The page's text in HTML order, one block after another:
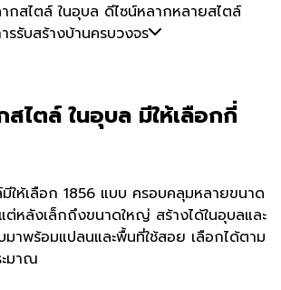
กสไตล์ ในอุบล ดีไซน์หลากหลายสไตล์
รรับสร้างบ้านครบวงจร
สไตล์ ในอุบล มีให้เลือกกี่
ให้เลือก 1856 แบบ ครอบคลุมหลายขนาด
ต่หลังเล็กถึงขนาดใหญ่ สร้างได้ในอุบลและ
มาพร้อมแปลนและพื้นที่ใช้สอย เลือกได้ตาม
มาณ